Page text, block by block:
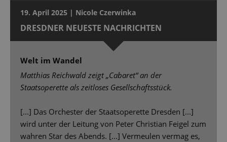
19. April 2025 | Nicole Czerwinka
DRESDNER NEUESTE NACHRICHTEN
Welt im Wandel
Matthias Reichwald zeigt „Cabaret“ an der
Staatsoperette als zeitloses Gesellschaftsstück.
[...] Das Orchester der Staatsoperette Dresden [...]
wird unter der Leitung von Peter Christian Feigel zum
wahren Star des Abends. [...] Vermeulen vermag es,